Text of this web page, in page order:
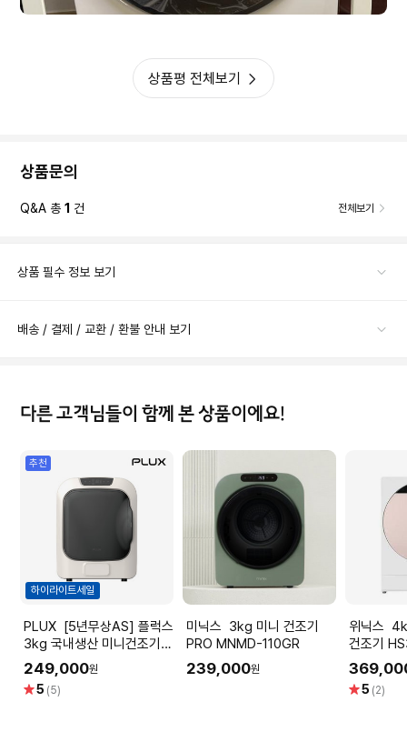
상품평 전체보기
상품문의
Q&A 총 1 건 전체보기
상품 필수 정보 보기
배송 / 결제 / 교환 / 환불 안내 보기
다른 고객님들이 함께 본 상품이에요!
하이라이트세일
추천
PLUX [5년무상AS] 플럭스
3kg 국내생산 미니건조기
PLX-DRY03PTCBG
249,000원
별5 (5)
미닉스 3kg 미니 건조기
PRO MNMD-110GR
239,000원
위닉스 4kg 인버터 컴팩트
건조기
랄베이지)
별5 (2)